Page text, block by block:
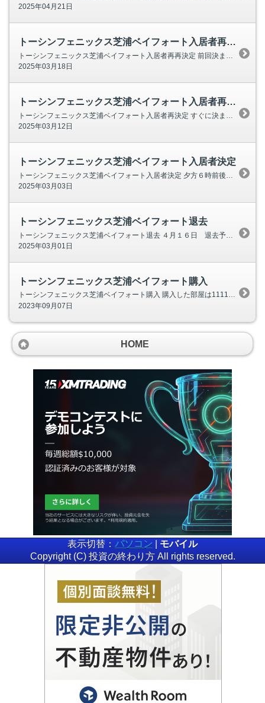
2025年04月21日
トーシンフェニックス芝浦ベイフォート入居者再再決定
2025年03月18日
トーシンフェニックス芝浦ベイフォート入居者再決定
2025年03月12日
トーシンフェニックス芝浦ベイフォート入居者決定
2025年03月03日
トーシンフェニックス芝浦ベイフォート退去
2025年03月01日
トーシンフェニックス芝浦ベイフォート購入
トーシンフェニックス芝浦ベイフォート購入 購入した部屋は1111号室 １１階建ての最上階のフロアです。 ワンフロア２６０平方メートルで１２部屋あります。 眼下には、東京モノレール、東海道新幹線、ＪＲ各線を見下ろします。 ＪＲは、田町ま
2023年09月07日
HOME
表示切替： パソコン | モバイル
Copyright (C) 投資の終わり方 All rights reserved.